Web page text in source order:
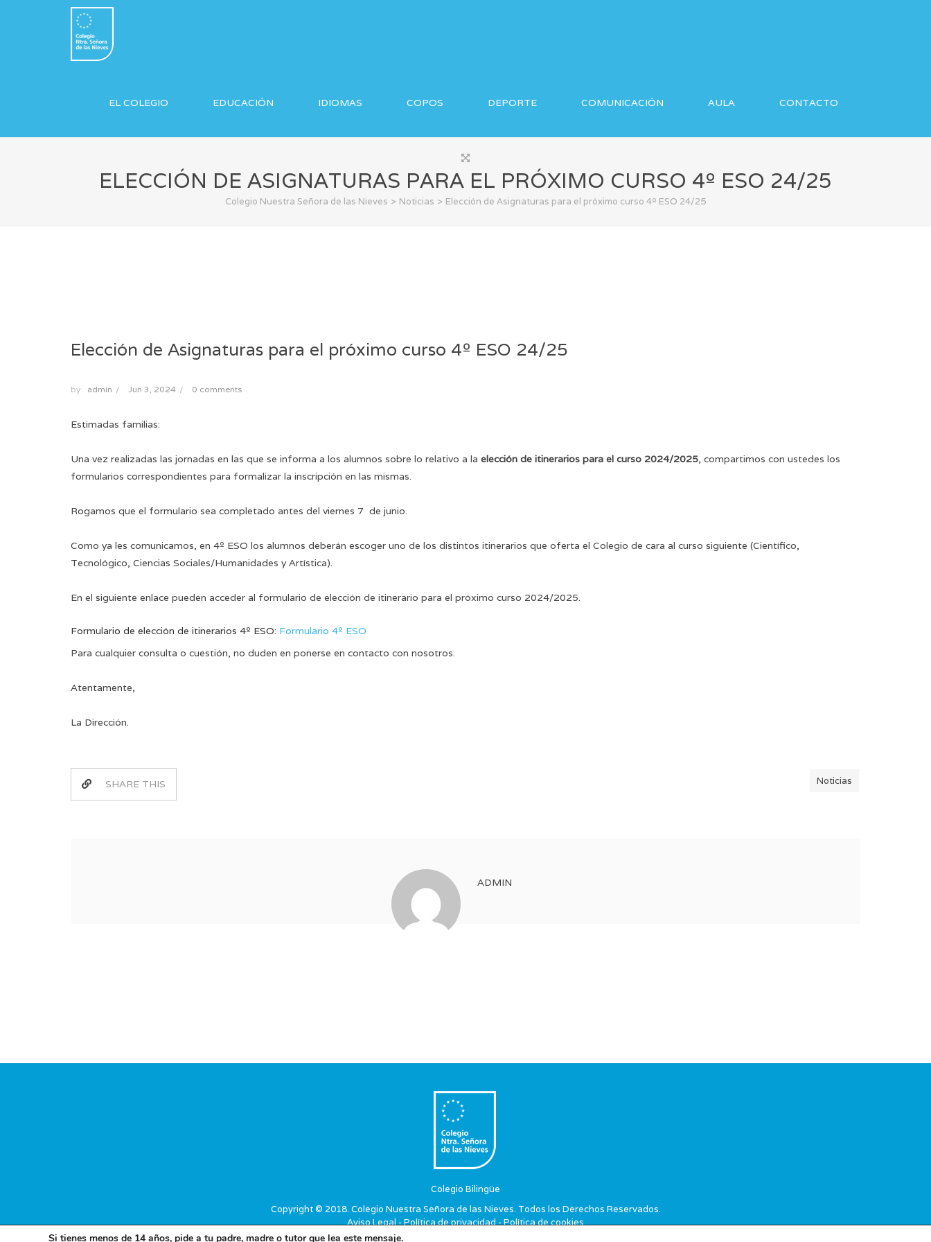
EL COLEGIO EDUCACIÓN IDIOMAS COPOS DEPORTE COMUNICACIÓN AULA CONTACTO
ELECCIÓN DE ASIGNATURAS PARA EL PRÓXIMO CURSO 4º ESO 24/25
Colegio Nuestra Señora de las Nieves > Noticias > Elección de Asignaturas para el próximo curso 4º ESO 24/25
Elección de Asignaturas para el próximo curso 4º ESO 24/25
by admin / Jun 3, 2024 / 0 comments
Estimadas familias:
Una vez realizadas las jornadas en las que se informa a los alumnos sobre lo relativo a la elección de itinerarios para el curso 2024/2025 , compartimos con ustedes los
formularios correspondientes para formalizar la inscripción en las mismas.
Rogamos que el formulario sea completado antes del viernes 7 de junio.
Como ya les comunicamos, en 4º ESO los alumnos deberán escoger uno de los distintos itinerarios que oferta el Colegio de cara al curso siguiente (Científico,
Tecnológico, Ciencias Sociales/Humanidades y Artística).
En el siguiente enlace pueden acceder al formulario de elección de itinerario para el próximo curso 2024/2025.
Formulario de elección de itinerarios 4º ESO: Formulario 4º ESO
Para cualquier consulta o cuestión, no duden en ponerse en contacto con nosotros.
Atentamente,
La Dirección.
SHARE THIS Noticias
ADMIN
Colegio Bilingüe
Copyright © 2018. Colegio Nuestra Señora de las Nieves. Todos los Derechos Reservados.
Aviso Legal-Política de privacidad-Política de cookies
Si tienes menos de 14 años, pide a tu padre, madre o tutor que lea este mensaje.